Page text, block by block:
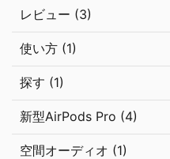
レビュー (3)
使い方 (1)
探す (1)
新型AirPods Pro (4)
空間オーディオ (1)